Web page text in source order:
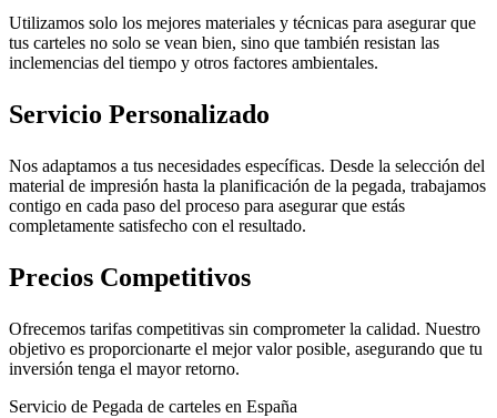
Utilizamos solo los mejores materiales y técnicas para asegurar que
tus carteles no solo se vean bien, sino que también resistan las
inclemencias del tiempo y otros factores ambientales.
Servicio Personalizado
Nos adaptamos a tus necesidades específicas. Desde la selección del
material de impresión hasta la planificación de la pegada, trabajamos
contigo en cada paso del proceso para asegurar que estás
completamente satisfecho con el resultado.
Precios Competitivos
Ofrecemos tarifas competitivas sin comprometer la calidad. Nuestro
objetivo es proporcionarte el mejor valor posible, asegurando que tu
inversión tenga el mayor retorno.
Servicio de Pegada de carteles en España